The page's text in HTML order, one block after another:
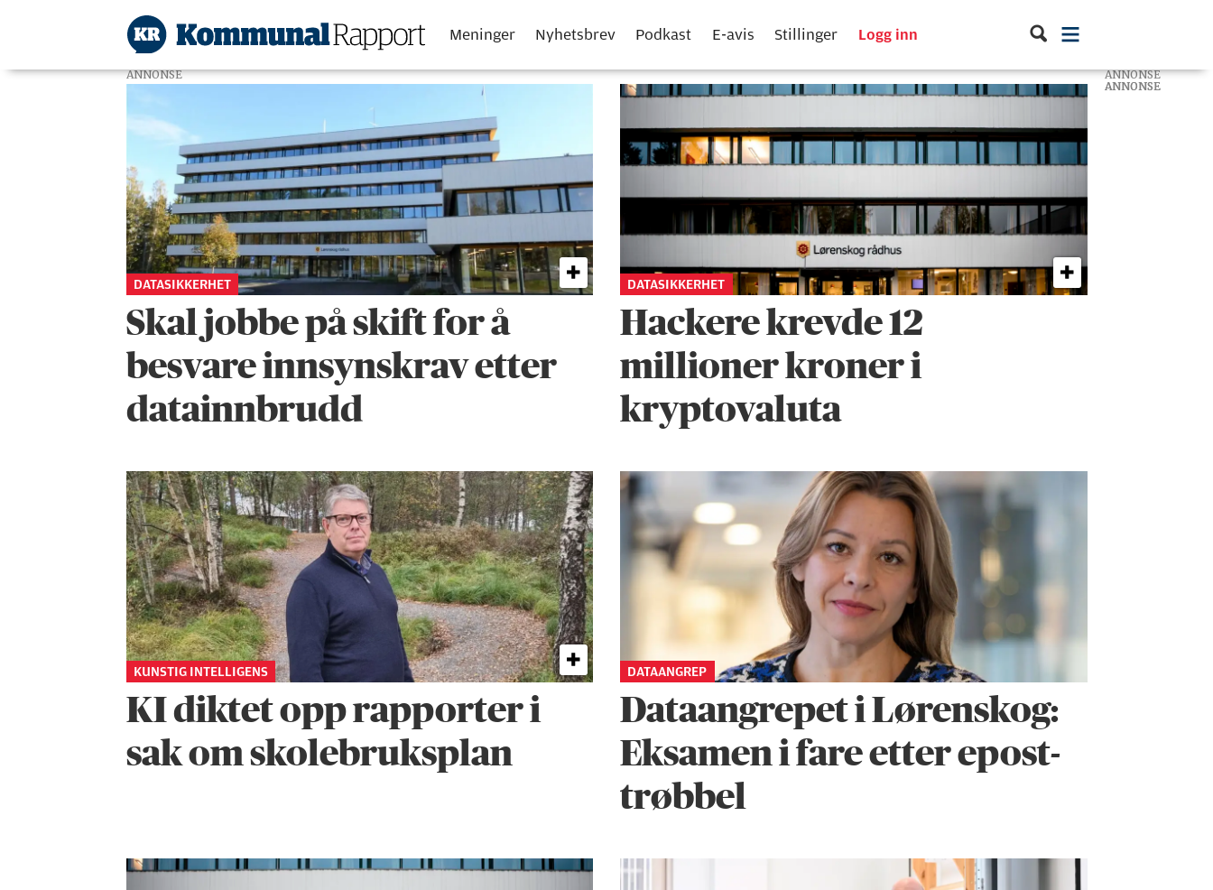
Meninger Nyhetsbrev Podkast E-avis Stillinger Logg inn
datasikkerhet
ANNONSE
DATASIKKERHET
Skal jobbe på skift for å
besvare innsynskrav etter
datainnbrudd
DATASIKKERHET
Hackere krevde 12
millioner kroner i
kryptovaluta
KUNSTIG INTELLIGENS
KI diktet opp rapporter i
sak om skolebruksplan
DATAANGREP
Dataangrepet i Lørenskog:
Eksamen i fare etter epost-
trøbbel
ANNONSE
ANNONSE
ANNONSE